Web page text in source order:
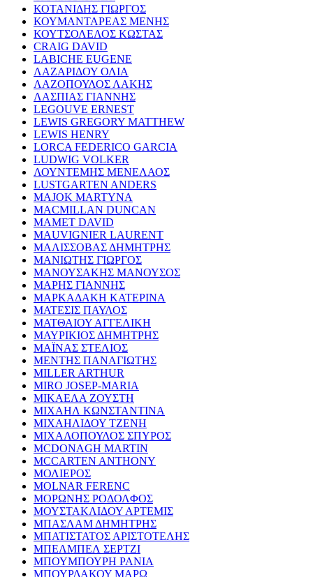
ΚΟΤΑΝΙΔΗΣ ΓΙΩΡΓΟΣ
ΚΟΥΜΑΝΤΑΡΕΑΣ ΜΕΝΗΣ
ΚΟΥΤΣΟΛΕΛΟΣ ΚΩΣΤΑΣ
CRAIG DAVID
LABICHE EUGENE
ΛΑΖΑΡΙΔΟΥ ΟΛΙΑ
ΛΑΖΟΠΟΥΛΟΣ ΛΑΚΗΣ
ΛΑΣΠΙΑΣ ΓΙΑΝΝΗΣ
LEGOUVE ERNEST
LEWIS GREGORY MATTHEW
LEWIS HENRY
LORCA FEDERICO GARCIA
LUDWIG VOLKER
ΛΟΥΝΤΕΜΗΣ ΜΕΝΕΛΑΟΣ
LUSTGARTEN ANDERS
MAJOK MARTYNA
MACMILLAN DUNCAN
MAMET DAVID
MAUVIGNIER LAURENT
ΜΑΛΙΣΣΟΒΑΣ ΔΗΜΗΤΡΗΣ
ΜΑΝΙΩΤΗΣ ΓΙΩΡΓΟΣ
ΜΑΝΟΥΣΑΚΗΣ ΜΑΝΟΥΣΟΣ
ΜΑΡΗΣ ΓΙΑΝΝΗΣ
ΜΑΡΚΑΔΑΚΗ ΚΑΤΕΡΙΝΑ
ΜΑΤΕΣΙΣ ΠΑΥΛΟΣ
ΜΑΤΘΑΙΟΥ ΑΓΓΕΛΙΚΗ
ΜΑΥΡΙΚΙΟΣ ΔΗΜΗΤΡΗΣ
ΜΑΪΝΑΣ ΣΤΕΛΙΟΣ
ΜΕΝΤΗΣ ΠΑΝΑΓΙΩΤΗΣ
MILLER ARTHUR
MIRO JOSEP-MARIA
ΜΙΚΑΕΛΑ ΖΟΥΣΤΗ
ΜΙΧΑΗΛ ΚΩΝΣΤΑΝΤΙΝΑ
ΜΙΧΑΗΛΙΔΟΥ ΤΖΕΝΗ
ΜΙΧΑΛΟΠΟΥΛΟΣ ΣΠΥΡΟΣ
MCDONAGH MARTIN
MCCARTEN ANTHONY
ΜΟΛΙΕΡΟΣ
MOLNAR FERENC
ΜΟΡΩΝΗΣ ΡΟΔΟΛΦΟΣ
ΜΟΥΣΤΑΚΛΙΔΟΥ ΑΡΤΕΜΙΣ
ΜΠΑΣΛΑΜ ΔΗΜΗΤΡΗΣ
ΜΠΑΤΙΣΤΑΤΟΣ ΑΡΙΣΤΟΤΕΛΗΣ
ΜΠΕΛΜΠΕΛ ΣΕΡΤΖΙ
ΜΠΟΥΜΠΟΥΡΗ ΡΑΝΙΑ
ΜΠΟΥΡΔΑΚΟΥ ΜΑΡΩ